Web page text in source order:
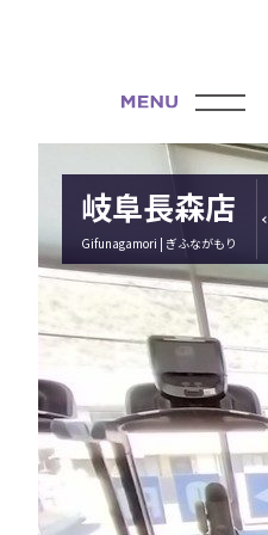
岐阜長森店
Gifunagamori | ぎふながもり